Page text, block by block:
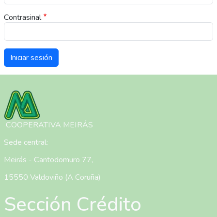
Contrasinal
Imaxe
COOPERATIVA MEIRÁS
Sede central:
Meirás - Cantodomuro 77,
15550 Valdoviño (A Coruña)
Sección Crédito